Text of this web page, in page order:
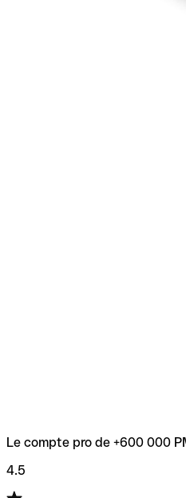
Le compte pro de +600 000
4.5